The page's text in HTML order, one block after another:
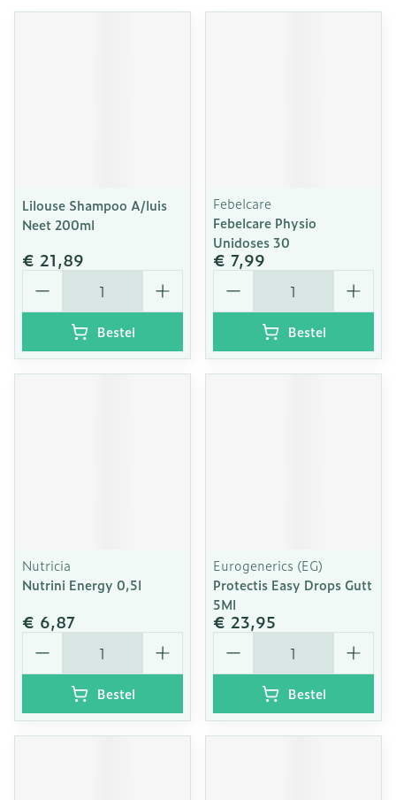
Lilouse Shampoo A/luis
Neet 200ml
€ 21,89
Aantal
Bestel
Febelcare
Febelcare Physio
Unidoses 30
€ 7,99
Aantal
Bestel
Nutricia
Nutrini Energy 0,5l
€ 6,87
Aantal
Bestel
Eurogenerics (EG)
Protectis Easy Drops Gutt
5Ml
€ 23,95
Aantal
Bestel